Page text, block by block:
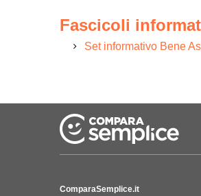
Fascicoli
Set informativo Bene
ComparaSemplice.it